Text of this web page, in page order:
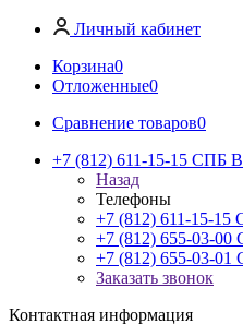
Личный кабинет
Корзина0
Отложенные0
Сравнение товаров0
+7 (812) 611-15-15 СПБ
Назад
Телефоны
+7 (812) 611-15-
+7 (812) 655-03-00
+7 (812) 655-03-
Заказать звонок
Контактная информация